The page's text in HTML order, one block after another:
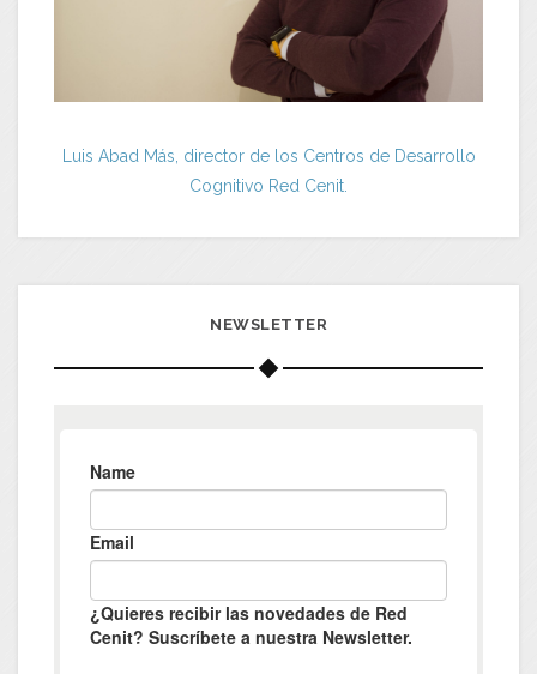
Luis Abad Más, director de los Centros de Desarrollo
Cognitivo Red Cenit.
NEWSLETTER